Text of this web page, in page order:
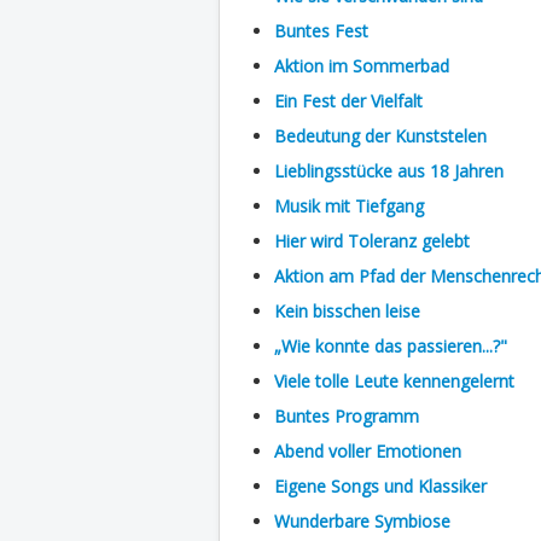
Buntes Fest
Aktion im Sommerbad
Ein Fest der Vielfalt
Bedeutung der Kunststelen
Lieblingsstücke aus 18 Jahren
Musik mit Tiefgang
Hier wird Toleranz gelebt
Aktion am Pfad der
Kein bisschen leise
„Wie konnte das passieren...?"
Viele tolle Leute kennengelernt
Buntes Programm
Abend voller Emotionen
Eigene Songs und Klassiker
Wunderbare Symbiose